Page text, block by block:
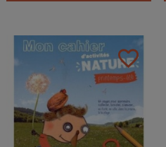
favorite_border